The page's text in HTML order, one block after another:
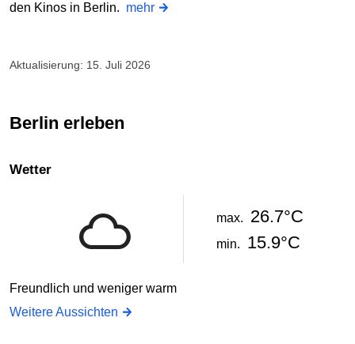
den Kinos in Berlin. mehr
Aktualisierung: 15. Juli 2026
Berlin erleben
Wetter
max. 26.7°C
min. 15.9°C
Freundlich und weniger warm
Weitere Aussichten